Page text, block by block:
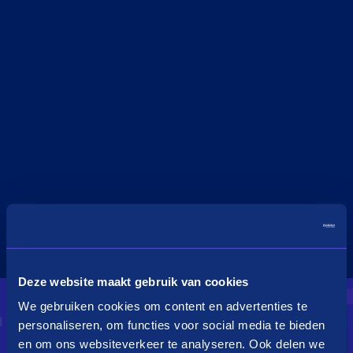
Deze website maakt gebruik van cookies
We gebruiken cookies om content en advertenties te
personaliseren, om functies voor social media te bieden
en om ons websiteverkeer te analyseren. Ook delen we